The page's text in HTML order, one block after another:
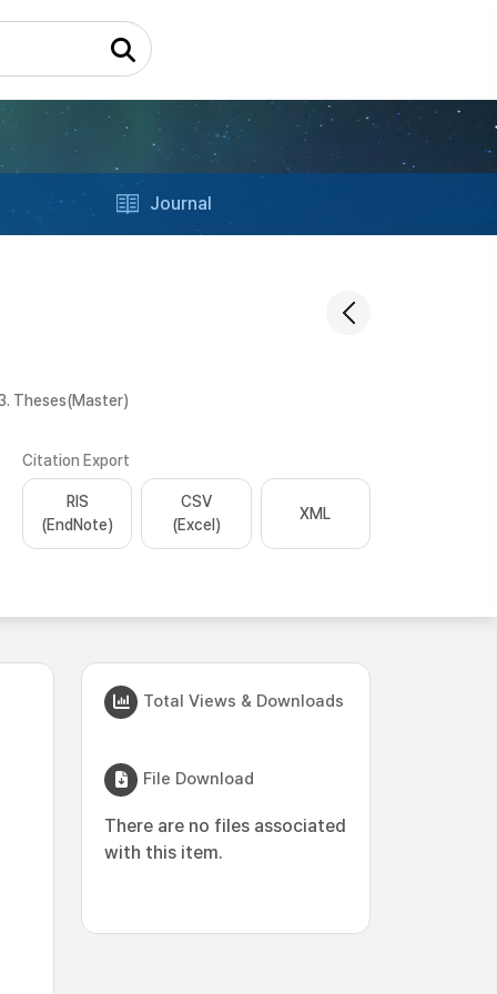
Journal
Theses(Master)
Citation Export
RIS
(EndNote)
CSV
(Excel)
XML
Total Views & Downloads
File Download
There are no files associated
with this item.